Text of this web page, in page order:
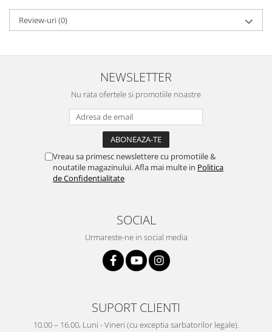
Review-uri(0)
NEWSLETTER
Nu rata ofertele si promotiile noastre
Vreau sa primesc newslettere cu promotiile &
noutatile magazinului. Afla mai multe in Politica
de Confidentialitate
SOCIAL
Urmareste-ne in social media
SUPORT CLIENTI
10.00 – 16.00, Luni - Vineri (cu exceptia sarbatorilor legale).